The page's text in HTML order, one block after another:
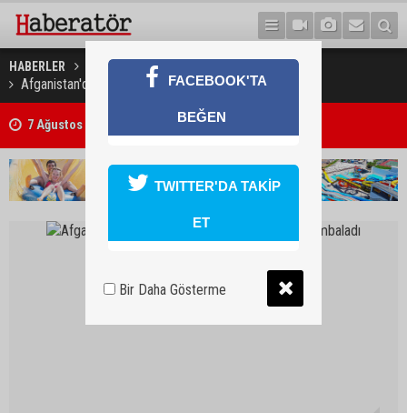
HABERLER DÜNYA
Afganistan'da Nato uçağı Taliban mevzisini bombaladı
7 Ağustos 2026 Döviz Kurları
Trafik kazasında 85 yaşındaki Turan Obalı hayatını kaybetti, 3 kişi
FACEBOOK'TA
BEĞEN
TWITTER'DA TAKİP
ET
Bir Daha Gösterme